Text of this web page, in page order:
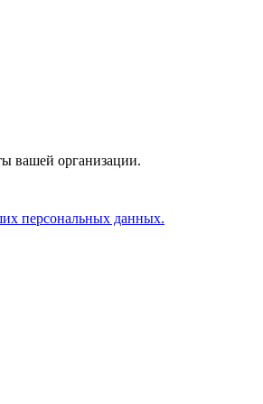
вашей организации.
персональных данных.